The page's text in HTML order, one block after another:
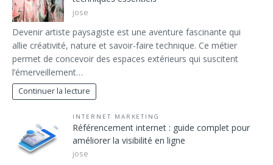
jose
Devenir artiste paysagiste est une aventure fascinante qui
allie créativité, nature et savoir-faire technique. Ce métier
permet de concevoir des espaces extérieurs qui suscitent
l’émerveillement…
Continuer la lecture
INTERNET MARKETING
Référencement internet : guide complet pour
améliorer la visibilité en ligne
jose